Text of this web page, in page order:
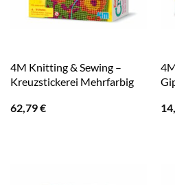
4M Knitting & Sewing –
Kreuzstickerei Mehrfarbig
62,79€